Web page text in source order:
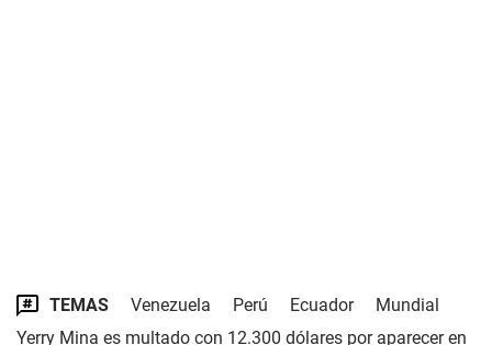
TEMAS Venezuela Perú Ecuador
Mundial
Yerry Mina es multado con 12.300 dólares por aparecer en